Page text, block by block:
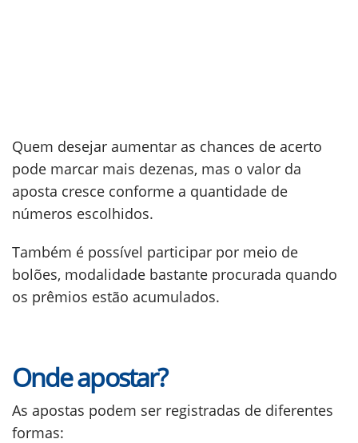
Quem desejar aumentar as chances de acerto
pode marcar mais dezenas, mas o valor da
aposta cresce conforme a quantidade de
números escolhidos.
Também é possível participar por meio de
bolões, modalidade bastante procurada quando
os prêmios estão acumulados.
Onde apostar?
As apostas podem ser registradas de diferentes
formas: